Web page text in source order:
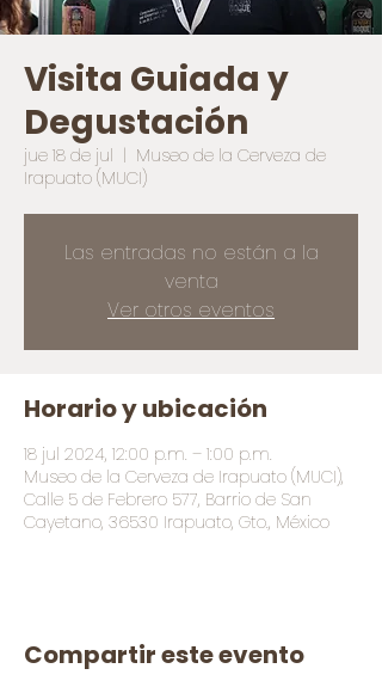
Visita Guiada y
Degustación
jue 18 de jul
  |
Museo de la Cerveza de
Irapuato (MUCI)
Las entradas no están a la
venta
Ver otros eventos
Horario y ubicación
18 jul 2024, 12:00 p.m. – 1:00 p.m.
Museo de la Cerveza de Irapuato (MUCI),
Calle 5 de Febrero 577, Barrio de San
Cayetano, 36530 Irapuato, Gto., México
Compartir este evento